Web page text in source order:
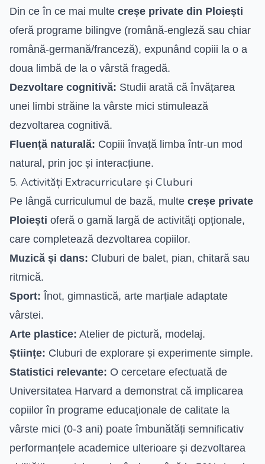
Din ce în ce mai multe creșe private din Ploiești
oferă programe bilingve (română-engleză sau chiar
română-germană/franceză), expunând copiii la o a
doua limbă de la o vârstă fragedă.
Dezvoltare cognitivă: Studii arată că învățarea
unei limbi străine la vârste mici stimulează
dezvoltarea cognitivă.
Fluență naturală: Copiii învață limba într-un mod
natural, prin joc și interacțiune.
5. Activități Extracurriculare și Cluburi
Pe lângă curriculumul de bază, multe creșe private
Ploiești oferă o gamă largă de activități opționale,
care completează dezvoltarea copiilor.
Muzică și dans: Cluburi de balet, pian, chitară sau
ritmică.
Sport: Înot, gimnastică, arte marțiale adaptate
vârstei.
Arte plastice: Atelier de pictură, modelaj.
Științe: Cluburi de explorare și experimente simple.
Statistici relevante: O cercetare efectuată de
Universitatea Harvard a demonstrat că implicarea
copiilor în programe educaționale de calitate la
vârste mici (0-3 ani) poate îmbunătăți semnificativ
performanțele academice ulterioare și dezvoltarea